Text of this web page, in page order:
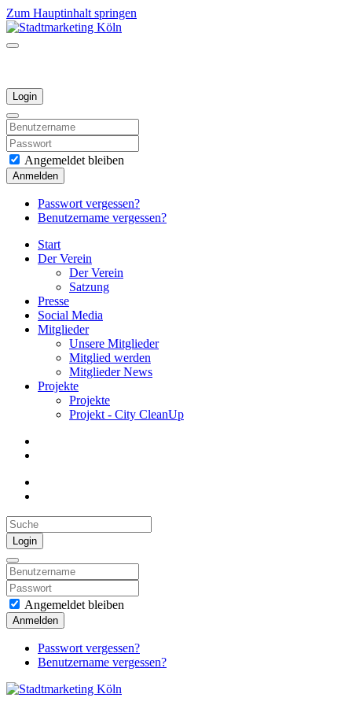
Zum Hauptinhalt springen
Login
Angemeldet bleiben
Anmelden
Passwort vergessen?
Benutzername vergessen?
Start
Der Verein
Der Verein
Satzung
Presse
Social Media
Mitglieder
Unsere Mitglieder
Mitglied werden
Mitglieder News
Projekte
Projekte
Projekt - City CleanUp
Login
Angemeldet bleiben
Anmelden
Passwort vergessen?
Benutzername vergessen?